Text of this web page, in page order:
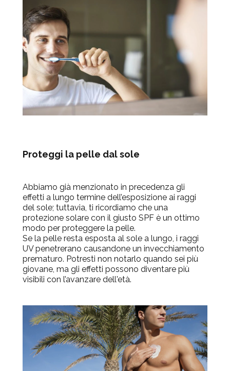
Proteggi la pelle dal sole
Abbiamo già menzionato in precedenza gli
effetti a lungo termine dell’esposizione ai raggi
del sole; tuttavia, ti ricordiamo che una
protezione solare con il giusto SPF è un ottimo
modo per proteggere la pelle.
Se la pelle resta esposta al sole a lungo, i raggi
UV penetrerano causandone un invecchiamento
prematuro. Potresti non notarlo quando sei più
giovane, ma gli effetti possono diventare più
visibili con l’avanzare dell'età.